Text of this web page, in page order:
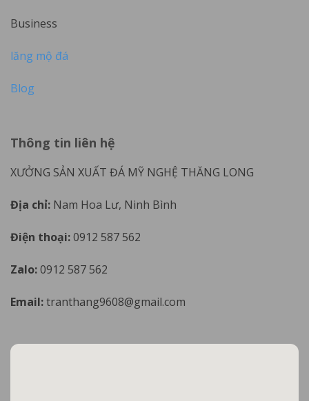
Business
lăng mộ đá
Blog
Thông tin liên hệ
XƯỞNG SẢN XUẤT ĐÁ MỸ NGHỆ THĂNG LONG
Địa chỉ: Nam Hoa Lư, Ninh Bình
Điện thoại:0912 587 562
Zalo:0912 587 562
Email:tranthang9608@gmail.com